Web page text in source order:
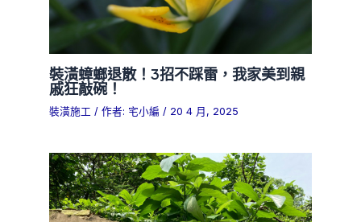
裝潢蟑螂退散！3招不踩雷，我家美到親
戚狂敲碗！
裝潢施工 / 作者: 宅小編/ 20 4 月, 2025